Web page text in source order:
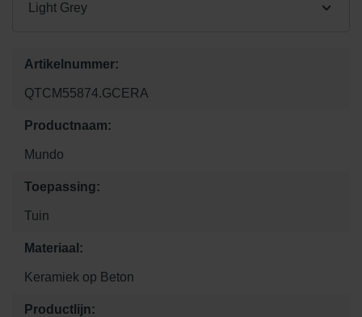
Light Grey
Artikelnummer:
QTCM55874.GCERA
Productnaam:
Mundo
Toepassing:
Tuin
Materiaal:
Keramiek op Beton
Productlijn: